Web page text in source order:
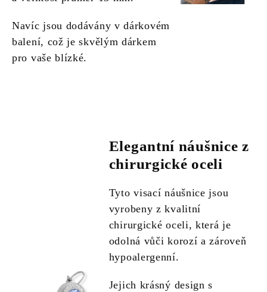
Navíc jsou dodávány v dárkovém
balení, což je skvělým dárkem
pro vaše blízké.
Elegantní náušnice z
chirurgické oceli
Tyto visací náušnice jsou
vyrobeny z kvalitní
chirurgické oceli, která je
odolná vůči korozí a zároveň
hypoalergenní.
Jejich krásný design s